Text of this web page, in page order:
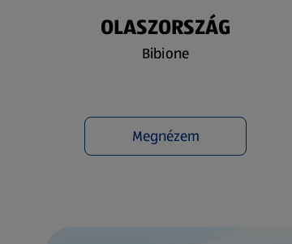
OLASZORSZÁG
Bibione
Megnézem